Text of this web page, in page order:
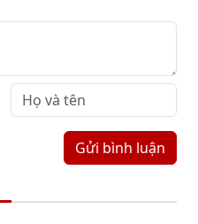
Gửi bình luận